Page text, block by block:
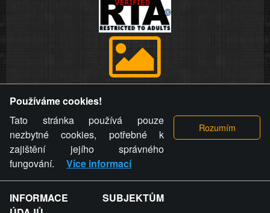
videa a komentáře. Osoba, které se toto opatření provozovatele
stránky týče, ani osoba, která umístila fotografii nebo video na
stránku, nemůže z důvodu odstranění fotografie, videa nebo
komentáře pro výše uvedenou okolnost uplatnit vůči
provozovateli stránky žádný nárok na náhradu škody nebo
nemajetkové újmy.
Používáme cookies!
Tato stránka používá pouze
nezbytné cookies, potřebné k
zajištění jejího správného
fungování.
Více informací
INFORMACE SUBJEKTŮM